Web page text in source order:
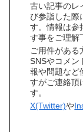
古い記事のレ
び参詣した際
す。情報は参
す事をご理解
ご用件がある
SNSやコメン
報や問題など
すがご連絡頂
す。
X(Twitter)や